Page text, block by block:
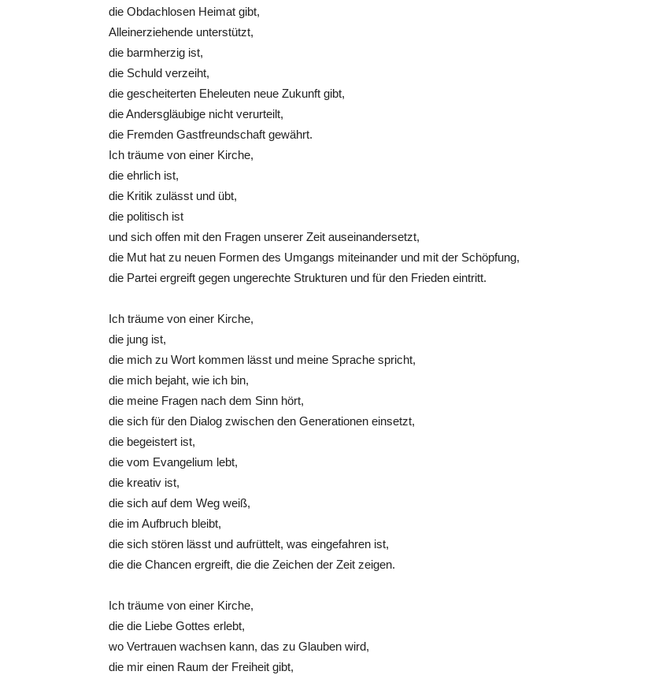
die Obdachlosen Heimat gibt,
Alleinerziehende unterstützt,
die barmherzig ist,
die Schuld verzeiht,
die gescheiterten Eheleuten neue Zukunft gibt,
die Andersgläubige nicht verurteilt,
die Fremden Gastfreundschaft gewährt.
Ich träume von einer Kirche,
die ehrlich ist,
die Kritik zulässt und übt,
die politisch ist
und sich offen mit den Fragen unserer Zeit auseinandersetzt,
die Mut hat zu neuen Formen des Umgangs miteinander und mit der Schöpfung,
die Partei ergreift gegen ungerechte Strukturen und für den Frieden eintritt.
Ich träume von einer Kirche,
die jung ist,
die mich zu Wort kommen lässt und meine Sprache spricht,
die mich bejaht, wie ich bin,
die meine Fragen nach dem Sinn hört,
die sich für den Dialog zwischen den Generationen einsetzt,
die begeistert ist,
die vom Evangelium lebt,
die kreativ ist,
die sich auf dem Weg weiß,
die im Aufbruch bleibt,
die sich stören lässt und aufrüttelt, was eingefahren ist,
die die Chancen ergreift, die die Zeichen der Zeit zeigen.
Ich träume von einer Kirche,
die die Liebe Gottes erlebt,
wo Vertrauen wachsen kann, das zu Glauben wird,
die mir einen Raum der Freiheit gibt,